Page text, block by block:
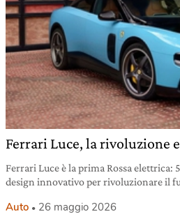
Ferrari Luce, la rivoluzione
Ferrari Luce è la prima Rossa elettrica:
design innovativo per rivoluzionare il
Auto 26 maggio 2026